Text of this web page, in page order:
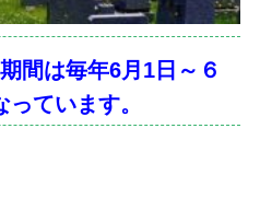
間は毎年6月1日～６
ています。